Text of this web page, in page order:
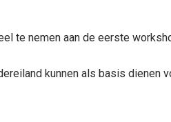
te nemen aan de eerste
kunnen als basis dienen